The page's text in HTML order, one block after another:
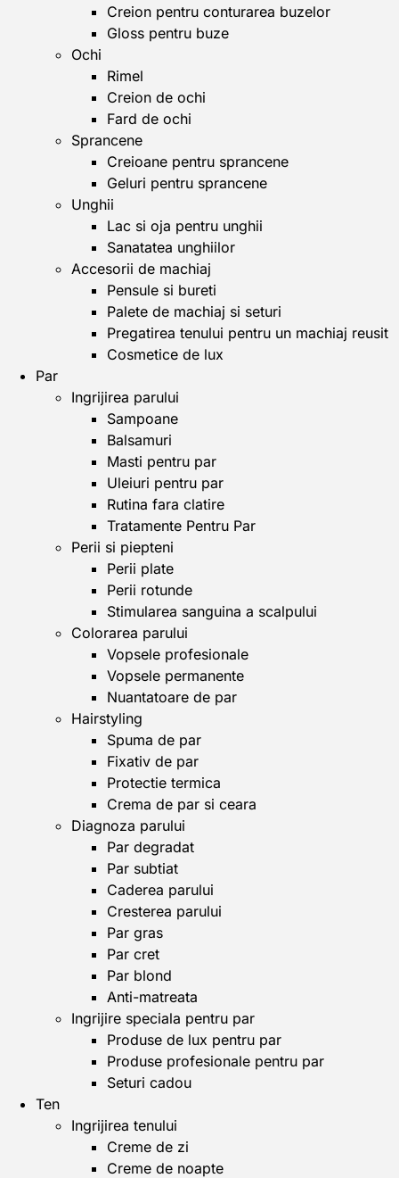
Creion pentru conturarea buzelor
Gloss pentru buze
Ochi
Rimel
Creion de ochi
Fard de ochi
Sprancene
Creioane pentru sprancene
Geluri pentru sprancene
Unghii
Lac si oja pentru unghii
Sanatatea unghiilor
Accesorii de machiaj
Pensule si bureti
Palete de machiaj si seturi
Pregatirea tenului pentru un machiaj reusit
Cosmetice de lux
Par
Ingrijirea parului
Sampoane
Balsamuri
Masti pentru par
Uleiuri pentru par
Rutina fara clatire
Tratamente Pentru Par
Perii si piepteni
Perii plate
Perii rotunde
Stimularea sanguina a scalpului
Colorarea parului
Vopsele profesionale
Vopsele permanente
Nuantatoare de par
Hairstyling
Spuma de par
Fixativ de par
Protectie termica
Crema de par si ceara
Diagnoza parului
Par degradat
Par subtiat
Caderea parului
Cresterea parului
Par gras
Par cret
Par blond
Anti-matreata
Ingrijire speciala pentru par
Produse de lux pentru par
Produse profesionale pentru par
Seturi cadou
Ten
Ingrijirea tenului
Creme de zi
Creme de noapte